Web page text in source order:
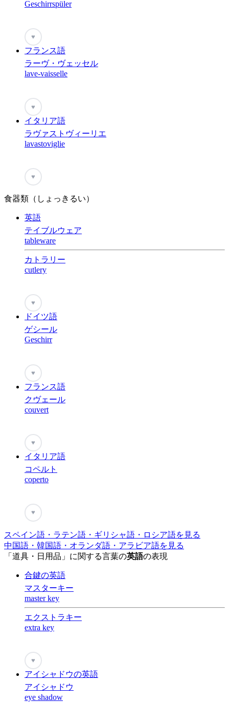
Geschirrspüler
♥
フランス語
ラーヴ・ヴェッセル
lave-vaisselle
♥
イタリア語
ラヴァストヴィーリエ
lavastoviglie
♥
食器類（しょっきるい）
英語
テイブルウェア
tableware
カトラリー
cutlery
♥
ドイツ語
ゲシール
Geschirr
♥
フランス語
クヴェール
couvert
♥
イタリア語
コペルト
coperto
♥
スペイン語・ラテン語・ギリシャ語・ロシア語を見る
中国語・韓国語・オランダ語・アラビア語を見る
「道具・日用品」に関する言葉の英語の表現
合鍵の英語
マスターキー
master key
エクストラキー
extra key
♥
アイシャドウの英語
アイシャドウ
eye shadow